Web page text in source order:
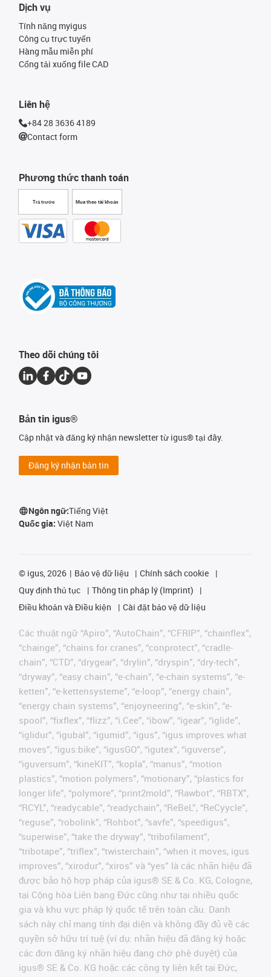
Phương thức thanh toán
Trả trước Mua theo tài khoản
Dịch vụ
Tính năng myigus
Công cụ trực tuyến
Hàng mẫu miễn phí
Cổng tải xuống file CAD
Liên hệ
+84 28 3636 4189
Contact form
Theo dõi chúng tôi
Bản tin igus®
Cập nhật và đăng ký nhận newsletter từ igus® tại đây.
Đăng ký nhận bản tin
Ngôn ngữ:Tiếng Việt
Quốc gia: Việt Nam
© igus, 2026 Bảo vệ dữ liệu
Chính sách cookie
Quy định thủ tục
Thông tin pháp lý (Imprint)
Điều khoản và Điều kiện
Cài đặt bảo vệ dữ liệu
Các thuật ngữ “Apiro”, “AutoChain”, “CFRIP”, “chainflex”,
“chainge”, “chains for cranes”, “conprotect”, “cradle-
chain”, “CTD”, “drygear”, “drylin”, “dryspin”, “dry-tech”,
“dryway”, “easy chain”, “e-chain”, “e-chain systems”, “e-
ketten”, “e-kettensysteme”, “e-loop”, “energy chain”,
“energy chain systems”, “enjoyneering”, “e-skin”, “e-
spool”, “fixflex”, “flizz”, “i.Cee”, “ibow”, “igear”, “iglide”,
“iglidur”, “igubal”, “igumid”, “igus”, “igus improves what
moves”, “igus:bike”, “igusGO”, “igutex”, “iguverse”,
“iguversum”, “kineKIT”, “kopla”, “manus”, “motion
plastics”, “motion polymers”, “motionary”, “plastics for
longer life”, “polymore”, “print2mold”, “Rawbot”, “RBTX”,
“RCYL”, “readycable”, “readychain”, “ReBeL”, “ReCyycle”,
“reguse”, “robolink”, “Rohbot”, “savfe”, “speedigus”,
“superwise”, “take the dryway”, “tribofilament”,
“tribotape”, “triflex”, “twisterchain”, “when it moves, igus
improves”, “xirodur”, “xiros” và “yes” là các nhãn hiệu đã
được bảo hộ hợp pháp của igus® SE & Co. KG, Cologne,
tại Cộng hòa Liên bang Đức cũng như tại nhiều quốc
gia và khu vực pháp lý quốc tế trên toàn cầu. Danh
sách này chỉ mang tính đại diện và không đầy đủ về các
quyền sở hữu trí tuệ (ví dụ: nhãn hiệu đã đăng ký hoặc
các đơn đăng ký nhãn hiệu đang chờ phê duyệt) của
igus® SE & Co. KG hoặc các công ty liên kết tại Đức,